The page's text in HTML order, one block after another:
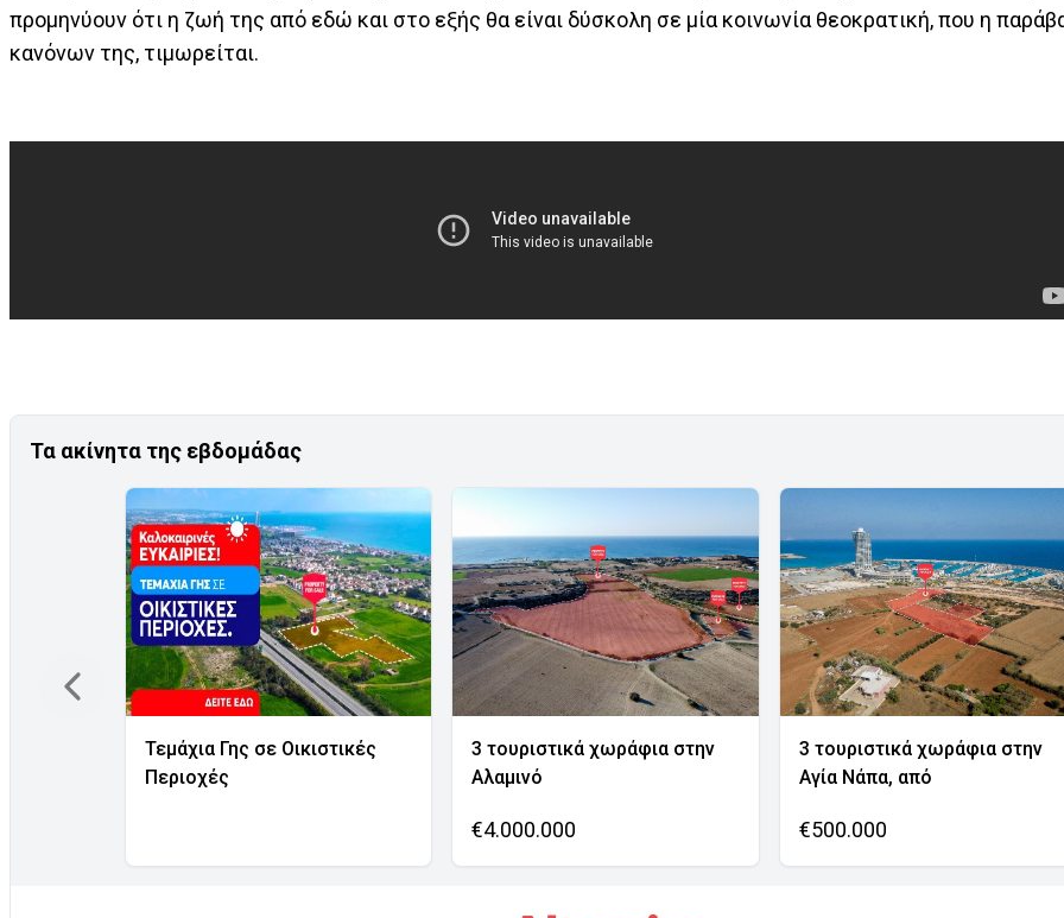
προμηνύουν ότι η ζωή της από εδώ και στο εξής θα είναι δύσκολη σε μία κοινωνία θεοκρατική, που η
κανόνων της, τιμωρείται.
Τα ακίνητα της εβδομάδας
Τεμάχια Γης σε Οικιστικές
Περιοχές
3 τουριστικά χωράφια στην
Αλαμινό
€4.000.000
3 τουριστικά χωράφια στην
Αγία Νάπα, από
€500.000